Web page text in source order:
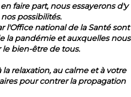
faire part, nous essayerons d'y
possibilités.
l'Office national de la Santé sont
la pandémie et auxquelles nous
bien-être de tous.
relaxation, au calme et à votre
pour contrer la propagation